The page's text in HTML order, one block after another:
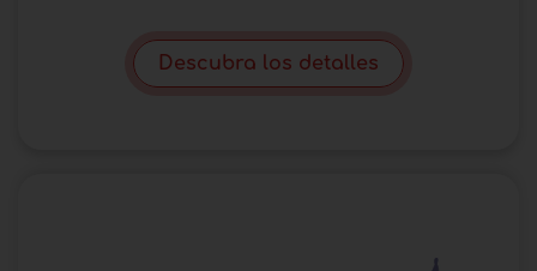
Descubra los detalles